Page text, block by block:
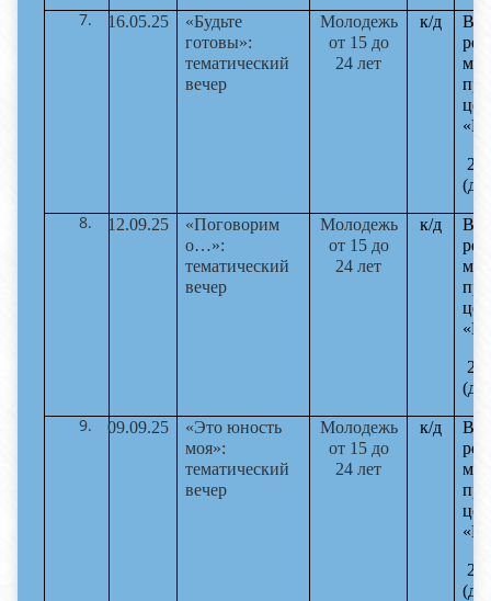
16.05.25
«Будьте
готовы»:
тематический
вечер
Молодежь
от 15 до
24 лет
к/д
12.09.25
«Поговорим
о…»:
тематический
вечер
Молодежь
от 15 до
24 лет
к/д
09.09.25
«Это юность
моя»:
тематический
вечер
Молодежь
от 15 до
24 лет
к/д